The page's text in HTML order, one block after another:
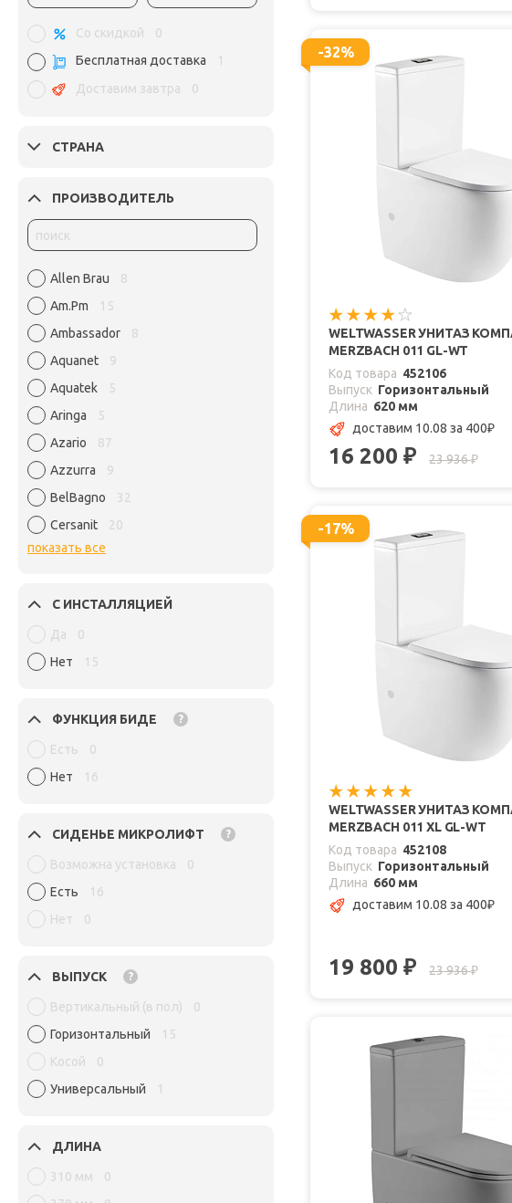
Со скидкой
0
Бесплатная доставка
1
Доставим завтра
0
СТРАНА
ПРОИЗВОДИТЕЛЬ
Allen Brau
8
Am.Pm
15
Ambassador
8
Aquanet
9
Aquatek
5
Aringa
5
Azario
87
Azzurra
9
BelBagno
32
Cersanit
20
показать все
С ИНСТАЛЛЯЦИЕЙ
Да
0
Нет
15
ФУНКЦИЯ БИДЕ ?
Есть
0
Нет
16
СИДЕНЬЕ МИКРОЛИФТ ?
Возможна установка
0
Есть
16
Нет
0
ВЫПУСК ?
Вертикальный (в пол)
0
Горизонтальный
15
Косой
0
Универсальный
1
ДЛИНА
310 мм
0
-32%
WELTWASSER УНИТАЗ
MERZBACH 011 GL-WT
Код товара 452106
Выпуск Горизонтальный
Длина 620 мм
доставим 10.08 за 400₽
16 200 ₽ 23 936₽
-17%
WELTWASSER УНИТАЗ
MERZBACH 011 XL GL-WT
Код товара 452108
Выпуск Горизонтальный
Длина 660 мм
доставим 10.08 за 400₽
19 800 ₽ 23 936₽